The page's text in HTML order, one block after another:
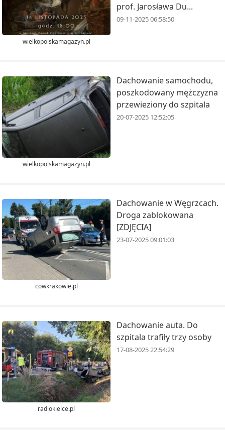
wielkopolskamagazyn.pl
prof. Jarosława Du...
09-11-2025 06:58:50
wielkopolskamagazyn.pl
Dachowanie samochodu,
poszkodowany mężczyzna
przewieziony do szpitala
20-07-2025 12:52:05
cowkrakowie.pl
Dachowanie w Węgrzcach.
Droga zablokowana
[ZDJĘCIA]
23-07-2025 09:01:03
radiokielce.pl
Dachowanie auta. Do
szpitala trafiły trzy osoby
17-08-2025 22:54:29